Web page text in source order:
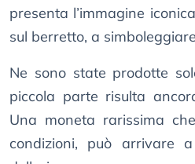
presenta l’immagine
sul berretto, a
Ne sono state prodotte
piccola parte risulta
Una moneta rarissima
condizioni, può arrivare